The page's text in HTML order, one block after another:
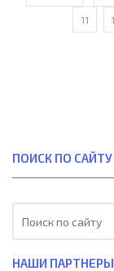
11
ПОИСК ПО САЙТУ
НАШИ ПАРТНЕРЫ